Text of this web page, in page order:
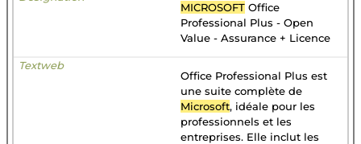
MICROSOFT Office
Professional Plus - Open
Value - Assurance + Licence
Office Professional Plus est
une suite complète de
Microsoft, idéale pour les
professionnels et les
entreprises. Elle inclut les